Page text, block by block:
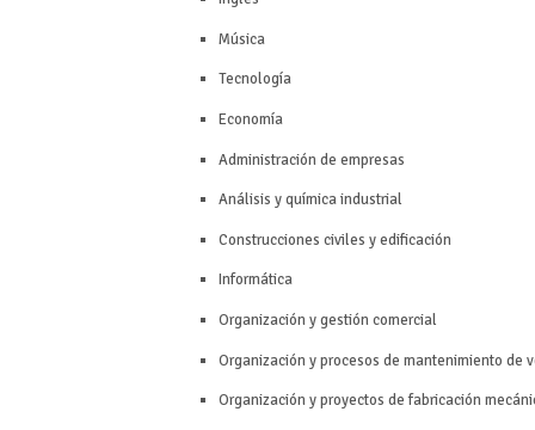
Música
Tecnología
Economía
Administración de empresas
Análisis y química industrial
Construcciones civiles y edificación
Informática
Organización y gestión comercial
Organización y procesos de mantenimiento de
Organización y proyectos de fabricación